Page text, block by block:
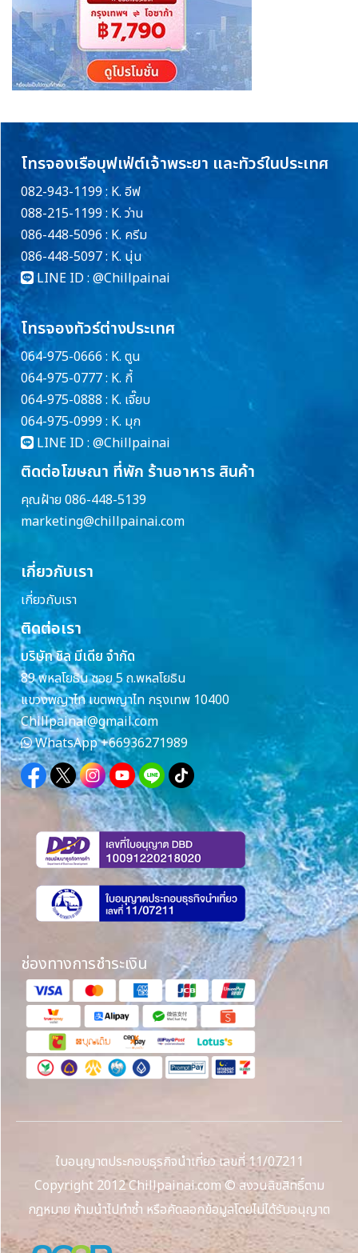
โทรจองเรือบุฟเฟ่ต์เจ้าพระยา และทัวร์ในประเทศ
082-943-1199 : K. อีฟ
088-215-1199 : K. ว่าน
086-448-5096 : K. ครีม
086-448-5097 : K. นุ่น
LINE ID : @Chillpainai
โทรจองทัวร์ต่างประเทศ
064-975-0666 : K. ตูน
064-975-0777 : K. กี้
064-975-0888 : K. เจี๊ยบ
064-975-0999 : K. มุก
LINE ID : @Chillpainai
ติดต่อโฆษณา ที่พัก ร้านอาหาร สินค้า
คุณฝ้าย 086-448-5139
marketing@chillpainai.com
เกี่ยวกับเรา
เกี่ยวกับเรา
ติดต่อเรา
บริษัท ชิล มีเดีย จำกัด
89 พหลโยธิน ซอย 5 ถ.พหลโยธิน
แขวงพญาไท เขตพญาไท กรุงเทพ 10400
Chillpainai@gmail.com
WhatsApp+66936271989
ช่องทางการชำระเงิน
ใบอนุญาตประกอบธุรกิจนำเที่ยว เลขที่ 11/07211
Copyright 2012 Chillpainai.com © สงวนลิขสิทธิ์ตาม
กฎหมาย ห้ามนำไปทำซ้ำ หรือคัดลอกข้อมูลโดยไม่ได้รับอนุญาต